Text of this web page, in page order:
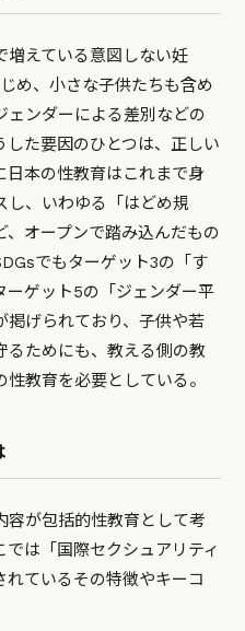
増えている意図しない妊
め、小さな子供たちも含め
ェンダーによる差別などの
た要因のひとつは、正しい
日本の性教育はこれまで身
し、いわゆる「はどめ規
オープンで踏み込んだもの
でもターゲット3の「す
ーゲット5の「ジェンダー平
掲げられており、子供や若
るためにも、教える側の教
教育を必要としている。
容が包括的性教育として考
は「国際セクシュアリティ
ているその特徴やキーコ